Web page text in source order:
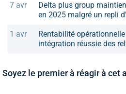
7 avr
Delta plus group
en 2025 malgré un repli
1 avr
Rentabilité
intégration réussie des
Soyez le premier à réagir à cet